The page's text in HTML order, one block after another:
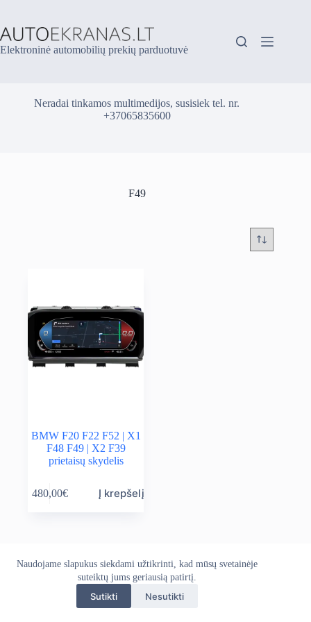
content
Naudojame slapukus siekdami užtikrinti, kad mūsų svetainėje
suteiktų jums geriausią patirtį.
Sutikti Nesutikti
Elektroninė automobilių prekių parduotuvė
Neradai tinkamos multimedijos, susisiek tel. nr.
+37065835600
F49
BMW F20 F22 F52 | X1
F48 F49 | X2 F39
prietaisų skydelis
480,00€ Į krepšelį
Apie mus Grąžinimo politika
Kontaktai
Pristatymo politika
Privatumo politika
Sąlygos ir taisyklės
Autoekranas.lt © 2026 - Visos teisės saugomos. Kopijuoti,